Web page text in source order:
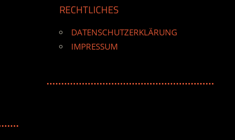
RECHTLICHES
DATENSCHUTZERKLÄRUNG
IMPRESSUM